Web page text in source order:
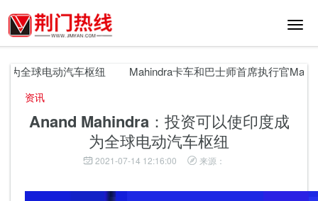
切
航
球电动汽车枢纽 Mahindra卡车和巴士师首席执行官
资讯
Anand Mahindra：投资可以使印度成
为全球电动汽车枢纽
2021-07-14 12:16:00 来源：